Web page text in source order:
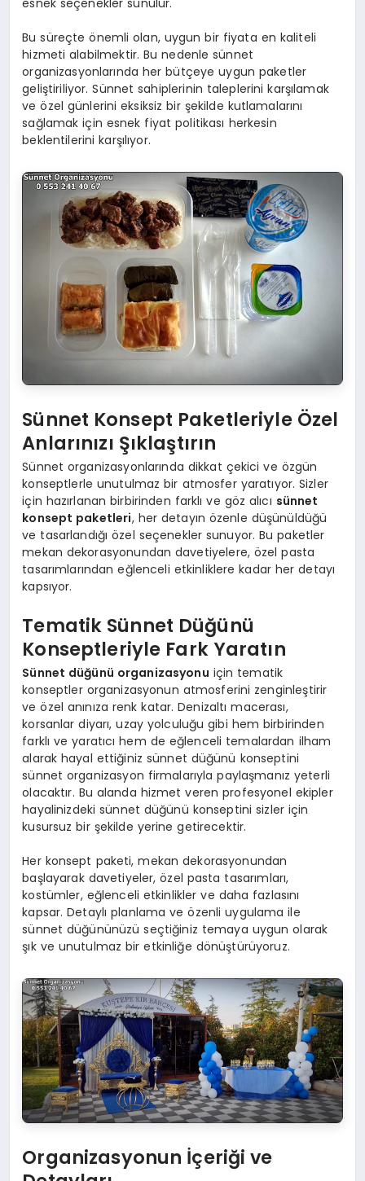
esnek seçenekler sunulur.
Bu süreçte önemli olan, uygun bir fiyata en kaliteli
hizmeti alabilmektir. Bu nedenle sünnet
organizasyonlarında her bütçeye uygun paketler
geliştiriliyor. Sünnet sahiplerinin taleplerini karşılamak
ve özel günlerini eksiksiz bir şekilde kutlamalarını
sağlamak için esnek fiyat politikası herkesin
beklentilerini karşılıyor.
Sünnet Konsept Paketleriyle Özel
Anlarınızı Şıklaştırın
Sünnet organizasyonlarında dikkat çekici ve özgün
konseptlerle unutulmaz bir atmosfer yaratıyor. Sizler
için hazırlanan birbirinden farklı ve göz alıcı sünnet
konsept paketleri, her detayın özenle düşünüldüğü
ve tasarlandığı özel seçenekler sunuyor. Bu paketler
mekan dekorasyonundan davetiyelere, özel pasta
tasarımlarından eğlenceli etkinliklere kadar her detayı
kapsıyor.
Tematik Sünnet Düğünü
Konseptleriyle Fark Yaratın
Sünnet düğünü organizasyonu için tematik
konseptler organizasyonun atmosferini zenginleştirir
ve özel anınıza renk katar. Denizaltı macerası,
korsanlar diyarı, uzay yolculuğu gibi hem birbirinden
farklı ve yaratıcı hem de eğlenceli temalardan ilham
alarak hayal ettiğiniz sünnet düğünü konseptini
sünnet organizasyon firmalarıyla paylaşmanız yeterli
olacaktır. Bu alanda hizmet veren profesyonel ekipler
hayalinizdeki sünnet düğünü konseptini sizler için
kusursuz bir şekilde yerine getirecektir.
Her konsept paketi, mekan dekorasyonundan
başlayarak davetiyeler, özel pasta tasarımları,
kostümler, eğlenceli etkinlikler ve daha fazlasını
kapsar. Detaylı planlama ve özenli uygulama ile
sünnet düğününüzü seçtiğiniz temaya uygun olarak
şık ve unutulmaz bir etkinliğe dönüştürüyoruz.
Organizasyonun İçeriği ve